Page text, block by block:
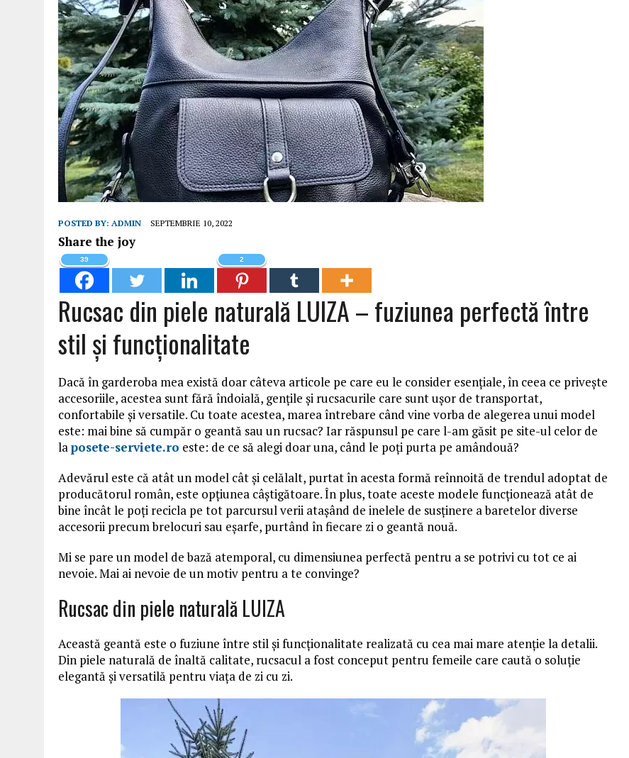
POSTED BY: ADMIN SEPTEMBRIE 10, 2022
Share the joy
39 2
Rucsac din piele naturală LUIZA – fuziunea perfectă între
stil și funcționalitate
Dacă în garderoba mea există doar câteva articole pe care eu le consider esențiale, în ceea ce privește
accesoriile, acestea sunt fără îndoială, gențile și rucsacurile care sunt ușor de transportat,
confortabile și versatile. Cu toate acestea, marea întrebare când vine vorba de alegerea unui model
este: mai bine să cumpăr o geantă sau un rucsac? Iar răspunsul pe care l-am găsit pe site-ul celor de
laposete-serviete.ro este: de ce să alegi doar una, când le poți purta pe amândouă?
Adevărul este că atât un model cât și celălalt, purtat în acesta formă reînnoită de trendul adoptat de
producătorul român, este opțiunea câștigătoare. În plus, toate aceste modele funcționează atât de
bine încât le poți recicla pe tot parcursul verii atașând de inelele de susţinere a baretelor diverse
accesorii precum brelocuri sau eşarfe, purtând în fiecare zi o geantă nouă.
Mi se pare un model de bază atemporal, cu dimensiunea perfectă pentru a se potrivi cu tot ce ai
nevoie. Mai ai nevoie de un motiv pentru a te convinge?
Rucsac din piele naturală LUIZA
Această geantă este o fuziune între stil și funcționalitate realizată cu cea mai mare atenție la detalii.
Din piele naturală de înaltă calitate, rucsacul a fost conceput pentru femeile care caută o soluție
elegantă și versatilă pentru viața de zi cu zi.